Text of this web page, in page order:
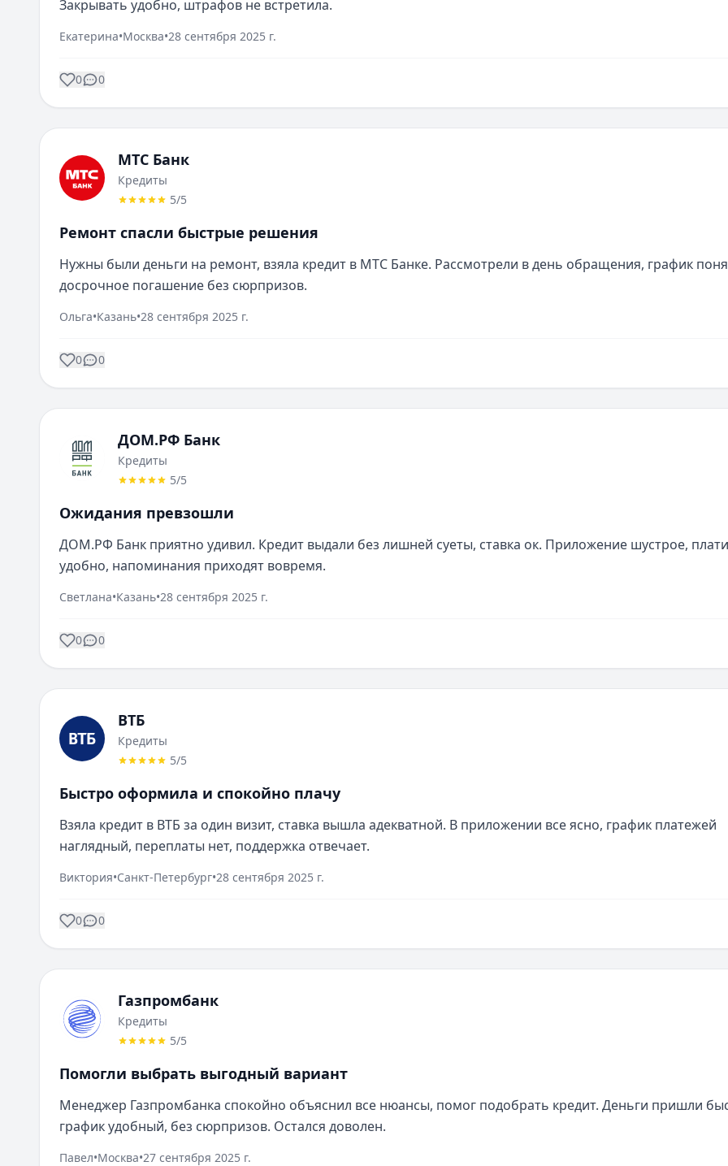
Закрывать удобно, штрафов не встретила.
Екатерина•Москва•28 сентября 2025 г.
0 0
МТС Банк
Кредиты
5/5
Ремонт спасли быстрые решения
Нужны были деньги на ремонт, взяла кредит в МТС Банке. Рассмотрели в день обращения, график
досрочное погашение без сюрпризов.
Ольга•Казань•28 сентября 2025 г.
0 0
ДОМ.РФ Банк
Кредиты
5/5
Ожидания превзошли
ДОМ.РФ Банк приятно удивил. Кредит выдали без лишней суеты, ставка ок. Приложение шустрое,
удобно, напоминания приходят вовремя.
Светлана•Казань•28 сентября 2025 г.
0 0
ВТБ
Кредиты
5/5
Быстро оформила и спокойно плачу
Взяла кредит в ВТБ за один визит, ставка вышла адекватной. В приложении все ясно, график платежей
наглядный, переплаты нет, поддержка отвечает.
Виктория•Санкт-Петербург•28 сентября 2025 г.
0 0
Газпромбанк
Кредиты
5/5
Помогли выбрать выгодный вариант
Менеджер Газпромбанка спокойно объяснил все нюансы, помог подобрать кредит. Деньги пришли
график удобный, без сюрпризов. Остался доволен.
Павел•Москва•27 сентября 2025 г.